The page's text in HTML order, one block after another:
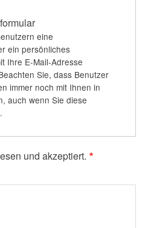
eine
ein persönliches
Ihre E-Mail-Adresse
Sie, dass Benutzer
immer noch mit Ihnen in
auch wenn Sie diese
und akzeptiert.